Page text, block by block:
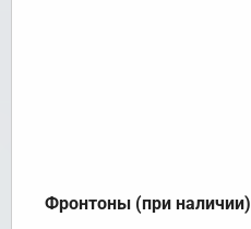
Фронтоны (при наличии)